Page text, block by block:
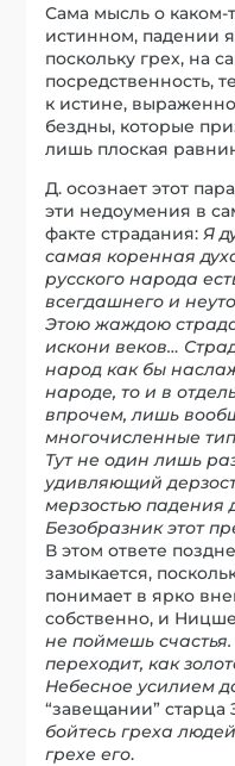
Сама мысль о каком-
истинном, падении
поскольку грех, на
посредственность,
к истине,
бездны, которые
лишь плоская
Д. осознает этот
эти недоумения в
факте страдания:Я
самая коренная
русского народа
всегдашнего и
Этою жаждою
искони веков…
народ как бы
народе, то и в
впрочем, лишь
многочисленные
Тут не один лишь
удивляющий
мерзостью падения
Безобразник этот
В этом ответе
замыкается,
понимает в ярко
собственно, и
не поймешь
переходит, как
Небесное усилием
“завещании” старца
бойтесь греха
грехе его.